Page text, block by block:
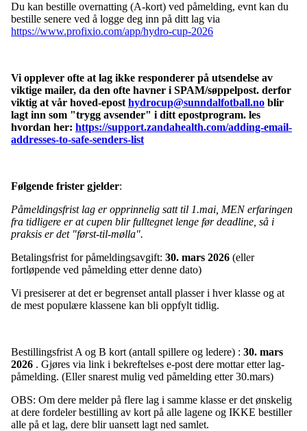
Du kan bestille overnatting (A-kort) ved påmelding, evnt kan du
bestille senere ved å logge deg inn på ditt lag via
https://www.profixio.com/app/hydro-cup-2026
Vi opplever ofte at lag ikke responderer på utsendelse av
viktige mailer, da den ofte havner i SPAM/søppelpost. derfor
viktig at vår hoved-epost hydrocup@sunndalfotball.no blir
lagt inn som "trygg avsender" i ditt epostprogram. les
hvordan her: https://support.zandahealth.com/adding-email-
addresses-to-safe-senders-list
Følgende frister gjelder:
Påmeldingsfrist lag er opprinnelig satt til 1.mai, MEN erfaringen
fra tidligere er at cupen blir fulltegnet lenge før deadline, så i
praksis er det "først-til-mølla".
Betalingsfrist for påmeldingsavgift: 30. mars 2026 (eller
fortløpende ved påmelding etter denne dato)
Vi presiserer at det er begrenset antall plasser i hver klasse og at
de mest populære klassene kan bli oppfylt tidlig.
Bestillingsfrist A og B kort (antall spillere og ledere) : 30. mars
2026 . Gjøres via link i bekreftelses e-post dere mottar etter lag-
påmelding. (Eller snarest mulig ved påmelding etter 30.mars)
OBS: Om dere melder på flere lag i samme klasse er det ønskelig
at dere fordeler bestilling av kort på alle lagene og IKKE bestiller
alle på et lag, dere blir uansett lagt ned samlet.